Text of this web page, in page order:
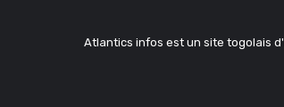
Atlantics infos est un site togolais